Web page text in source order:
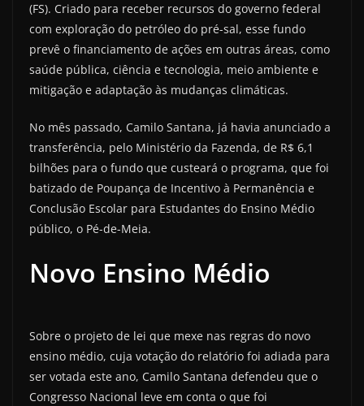
(FS). Criado para receber recursos do governo federal
com exploração do petróleo do pré-sal, esse fundo
prevê o financiamento de ações em outras áreas, como
saúde pública, ciência e tecnologia, meio ambiente e
mitigação e adaptação às mudanças climáticas.
No mês passado, Camilo Santana, já havia anunciado a
transferência, pelo Ministério da Fazenda, de R$ 6,1
bilhões para o fundo que custeará o programa, que foi
batizado de Poupança de Incentivo à Permanência e
Conclusão Escolar para Estudantes do Ensino Médio
público, o Pé-de-Meia.
Novo Ensino Médio
Sobre o projeto de lei que mexe nas regras do novo
ensino médio, cuja votação do relatório foi adiada para
ser votada este ano, Camilo Santana defendeu que o
Congresso Nacional leve em conta o que foi